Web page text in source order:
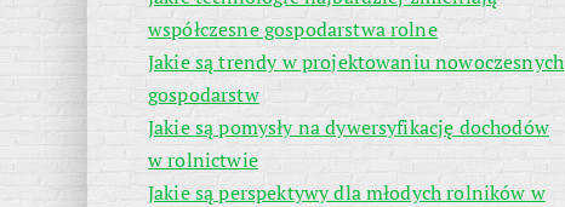
współczesne gospodarstwa rolne
Jakie są trendy w projektowaniu nowoczesnych
gospodarstw
Jakie są pomysły na dywersyfikację dochodów
w rolnictwie
Jakie są perspektywy dla młodych rolników w